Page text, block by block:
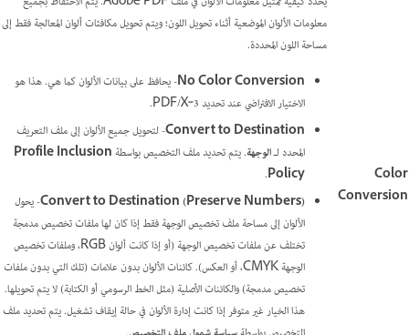
Color
Conversion
معلومات الألوان الموضعية أثناء تحويل اللون؛ ويتم تحويل مكافئات ألوان المعالجة فقط إلى
مساحة اللون المحددة.
No Color Conversion- يحافظ على بيانات الألوان كما هي. هذا هو
الاختيار الافتراضي عند تحديد PDF/X‑3.
Convert to Destination- لتحويل جميع الألوان إلى ملف التعريف
المحدد لـالوجهة. يتم تحديد ملف التخصيص بواسطةProfile Inclusion
Policy
.
Convert to Destination (Preserve Numbers)- يحول
الألوان إلى مساحة ملف تخصيص الوجهة فقط إذا كان لها ملفات تخصيص مدمجة
تختلف عن ملفات تخصيص الوجهة (أو إذا كانت ألوان RGB، وملفات تخصيص
الوجهة CMYK، أو العكس). كائنات الألوان بدون علامات (تلك التي بدون ملفات
تخصيص مدمجة) والكائنات الأصلية (مثل الخط الرسومي أو الكتابة) لا يتم تحويلها.
هذا الخيار غير متوفر إذا كانت إدارة الألوان في حالة إيقاف تشغيل. يتم تحديد ملف